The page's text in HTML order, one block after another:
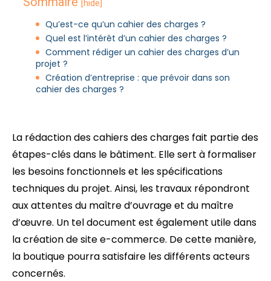
[hide]
Qu’est-ce qu’un cahier des charges ?
Quel est l’intérêt d’un cahier des charges ?
Comment rédiger un cahier des charges d’un
projet ?
Création d’entreprise : que prévoir dans son
cahier des charges ?
La rédaction des cahiers des charges fait partie des
étapes-clés dans le bâtiment. Elle sert à formaliser
les besoins fonctionnels et les spécifications
techniques du projet. Ainsi, les travaux répondront
aux attentes du maître d’ouvrage et du maître
d’œuvre. Un tel document est également utile dans
la création de site e-commerce. De cette manière,
la boutique pourra satisfaire les différents acteurs
concernés.